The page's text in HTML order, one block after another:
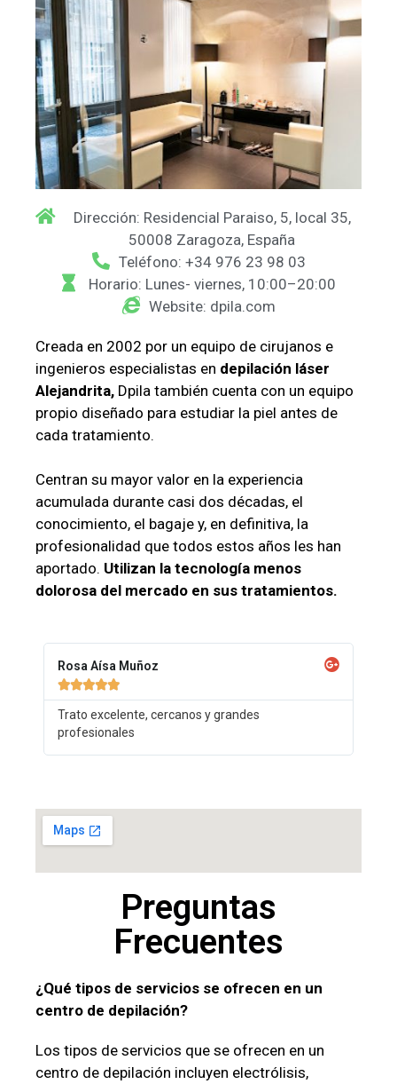
Dirección: Residencial Paraiso, 5, local 35,
50008 Zaragoza, España
Teléfono: +34 976 23 98 03
Horario: Lunes- viernes, 10:00–20:00
Website: dpila.com
Creada en 2002 por un equipo de cirujanos e
ingenieros especialistas en depilación láser
Alejandrita, Dpila también cuenta con un equipo
propio diseñado para estudiar la piel antes de
cada tratamiento.
Centran su mayor valor en la experiencia
acumulada durante casi dos décadas, el
conocimiento, el bagaje y, en definitiva, la
profesionalidad que todos estos años les han
aportado. Utilizan la tecnología menos
dolorosa del mercado en sus tratamientos.
Rosa Aísa Muñoz

Trato excelente, cercanos y grandes
profesionales
Preguntas
Frecuentes
¿Qué tipos de servicios se ofrecen en un
centro de depilación?
Los tipos de servicios que se ofrecen en un
centro de depilación incluyen electrólisis,